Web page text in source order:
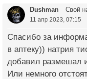
Dushman Свой
11 апр 2023, 07:15
Спасибо за
в аптеку)) натрия
добавил размешал
Или немного